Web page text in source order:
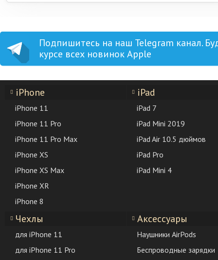
Подпишитесь на наш Telegram канал.
курсе всех новинок Apple
iPhone
iPhone 11
iPhone 11 Pro
iPhone 11 Pro Max
iPhone XS
iPhone XS Max
iPhone XR
iPhone 8
iPad
iPad 7
iPad Mini 2019
iPad Air 10.5 дюймов
iPad Pro
iPad Mini 4
Чехлы
для iPhone 11
для iPhone 11 Pro
Аксессуары
Наушники AirPods
Беспроводные зарядки